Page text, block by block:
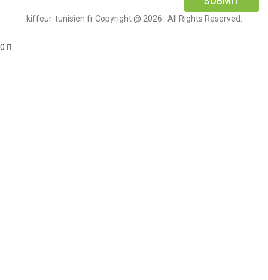
kiffeur-tunisien.fr Copyright @ 2026 . All Rights Reserved.
0